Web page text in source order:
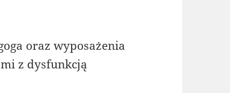
oraz wyposażenia
z dysfunkcją